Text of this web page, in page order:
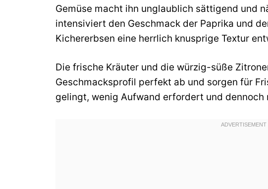
Gemüse macht ihn unglaublich sättigend und
intensiviert den Geschmack der Paprika und
Kichererbsen eine herrlich knusprige Textur
Die frische Kräuter und die würzig-süße
Geschmacksprofil perfekt ab und sorgen für
gelingt, wenig Aufwand erfordert und